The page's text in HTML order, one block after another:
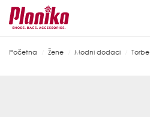
Početna Žene Modni dodaci Torbe